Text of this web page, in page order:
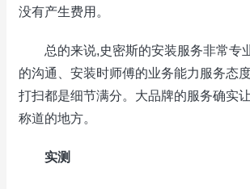
没有产生费用。
总的来说,史密斯的安装服务非常专
的沟通、安装时师傅的业务能力服务态
打扫都是细节满分。大品牌的服务确实
称道的地方。
实测